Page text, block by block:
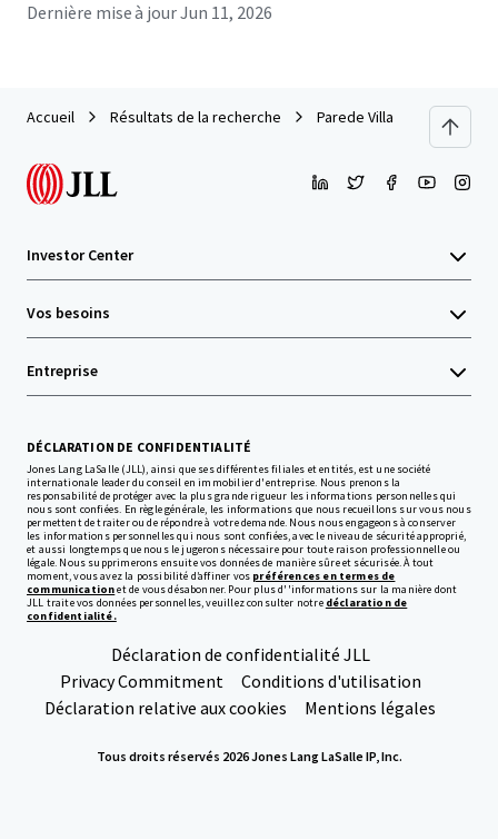
Dernière mise à jourJun 11, 2026
Accueil Résultats de la recherche Parede Villa
Investor Center
Vos besoins
Entreprise
DÉCLARATION DE CONFIDENTIALITÉ
Jones Lang LaSalle (JLL), ainsi que ses différentes filiales et entités, est une société
internationale leader du conseil en immobilier d'entreprise. Nous prenons la
responsabilité de protéger avec la plus grande rigueur les informations personnelles qui
nous sont confiées. En règle générale, les informations que nous recueillons sur vous nous
permettent de traiter ou de répondre à votre demande. Nous nous engageons à conserver
les informations personnelles qui nous sont confiées, avec le niveau de sécurité approprié,
et aussi longtemps que nous le jugerons nécessaire pour toute raison professionnelle ou
légale. Nous supprimerons ensuite vos données de manière sûre et sécurisée. À tout
moment, vous avez la possibilité d’affiner vos préférences en termes de
communicationet de vous désabonner. Pour plus d''informations sur la manière dont
JLL traite vos données personnelles, veuillez consulter notre déclaration de
confidentialité.
Déclaration de confidentialité JLL
Privacy Commitment
Conditions d'utilisation
Déclaration relative aux cookies
Mentions légales
Tous droits réservés 2026 Jones Lang LaSalle IP, Inc.